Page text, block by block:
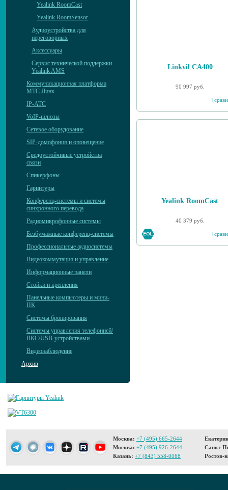
Yealink RoomCast
Yealink RoomSensor
Аудиоустройства для
переговорных
Аксессуары
Сервис технической поддержки
Yealink AMS
Коммуникационная платформа
МТС Линк
IP-АТС
VoIP-шлюзы
Сетевое оборудование
SIP-домофония и оповещение
Средоустойчивые устройства
связи
Спикерфоны
Гарнитуры
Конференц-системы и системы
синхронного перевода
Радиомикрофонные системы
Безбумажные конференц-системы
Профессиональные аудиосистемы
Видеокоммутация и управление
Информационные панели
Стойки и крепления
Панельные компьютеры и мини-
ПК
Системы бронирования
Системы управления телефонией/
ВКС/USB-устройствами
Видеонаблюдение
Архив
Linkvil CA400
90 997 руб.
Yealink RoomCast
40 379 руб.
Москва: +7 (495) 665-2644
Москва: +7 (495) 926-2644
Казань: +7 (843) 558-0068
Санкт-
Ростов-